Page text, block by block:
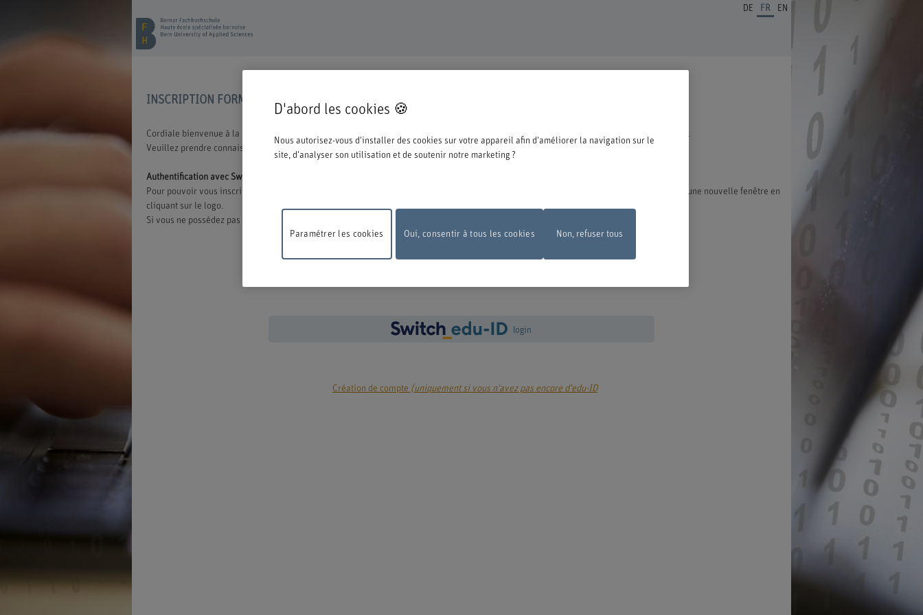
DE FR EN
INSCRIPTION FORMATION CONTINUE
Cordiale bienvenue à la BFH. Vous avez opté pour une formation ou un perfectionnement dans notre institution et nous nous en réjouissons.
Veuillez prendre connaissance des informations ci-dessous concernant le processus d'inscription.
Authentification avec Switch edu-ID
Pour pouvoir vous inscrire à une offre de la BFH, vous devez vous connecter avec l'edu-ID de Switch. La fenêtre de connexion s'ouvre dans une nouvelle fenêtre en
cliquant sur le logo.
Si vous ne possédez pas encore d'edu-ID, vous pouvez le créer directement chez Switch.
login
Création de compte (uniquement si vous n'avez pas encore d'edu-ID
D'abord les cookies 🍪
Nous autorisez-vous d'installer des cookies sur votre appareil afin d'améliorer la navigation sur le
site, d'analyser son utilisation et de soutenir notre marketing ?
Oui, consentir à tous les cookies
Paramétrer les cookies Non, refuser tous